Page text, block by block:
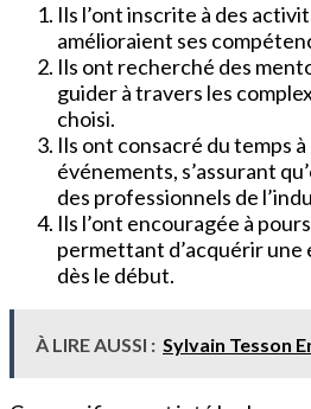
Ils l’ont inscrite à des
amélioraient ses
Ils ont recherché des
guider à travers les
choisi.
Ils ont consacré du temps à
événements, s’assurant
des professionnels de
Ils l’ont encouragée à
permettant d’acquérir
dès le début.
À LIRE AUSSI : Sylvain Tesson